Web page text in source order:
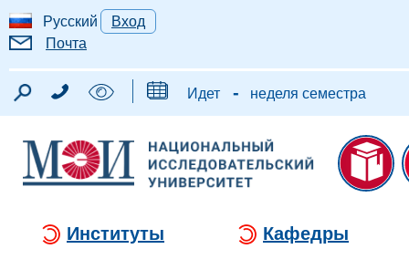
Русский
Вход
Почта
Идет - неделя семестра
Институты Кафедры